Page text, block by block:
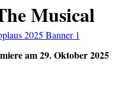
Musical
am 29. Oktober 2025